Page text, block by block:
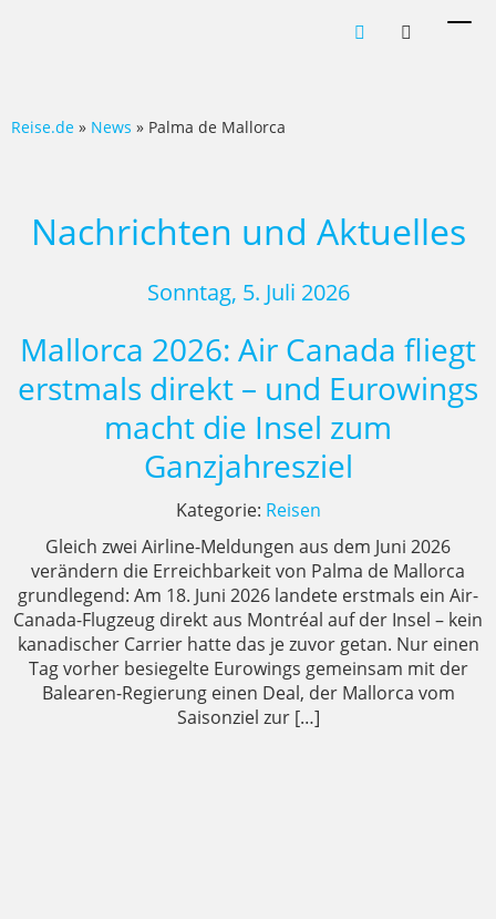
Reise.de » News » Palma de Mallorca
Nachrichten und Aktuelles
Sonntag, 5. Juli 2026
Mallorca 2026: Air Canada fliegt
erstmals direkt – und Eurowings
macht die Insel zum
Ganzjahresziel
Kategorie: Reisen
Gleich zwei Airline-Meldungen aus dem Juni 2026
verändern die Erreichbarkeit von Palma de Mallorca
grundlegend: Am 18. Juni 2026 landete erstmals ein Air-
Canada-Flugzeug direkt aus Montréal auf der Insel – kein
kanadischer Carrier hatte das je zuvor getan. Nur einen
Tag vorher besiegelte Eurowings gemeinsam mit der
Balearen-Regierung einen Deal, der Mallorca vom
Saisonziel zur […]